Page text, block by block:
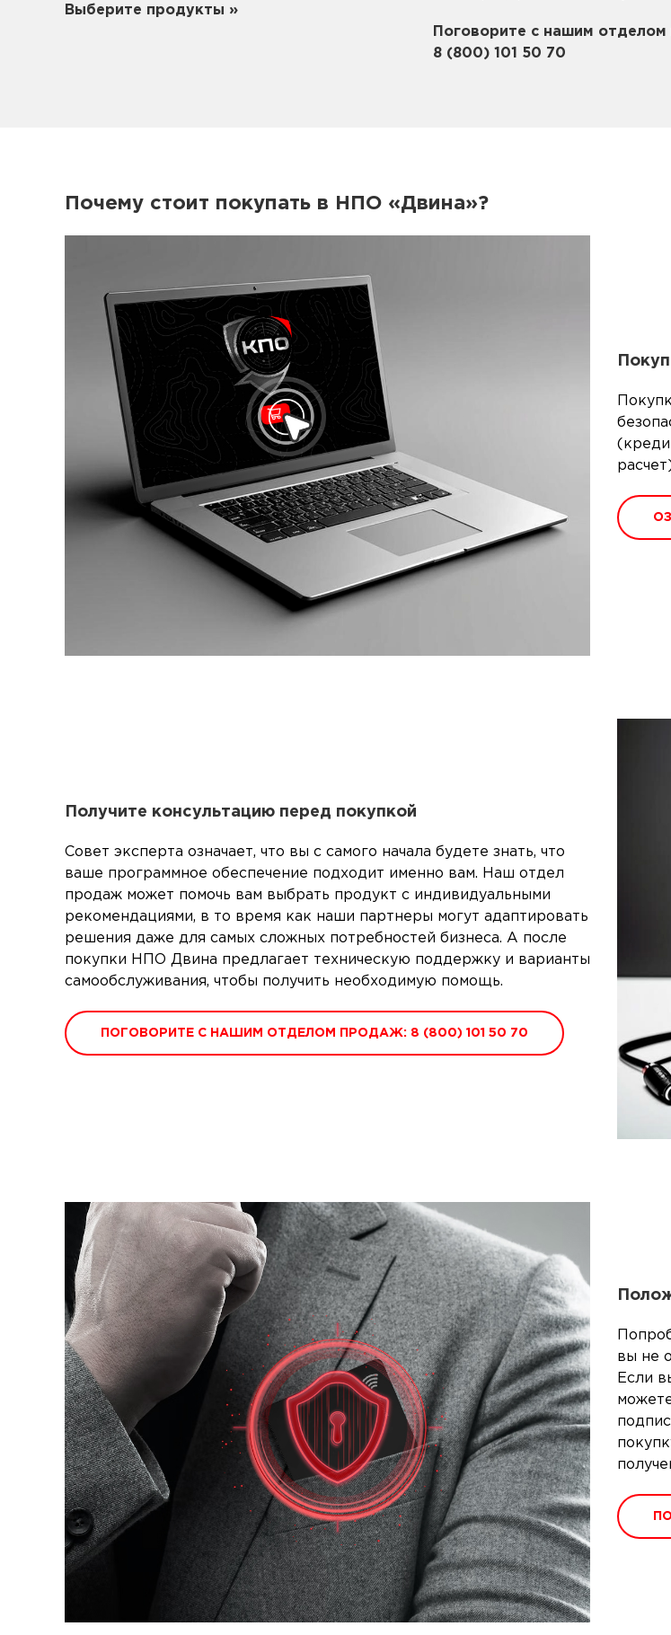
Выберите продукты »
Поговорите с нашим
8 (800) 101 50 70
Почему стоит покупать в НПО «Двина»?
Получите консультацию перед покупкой
Совет эксперта означает, что вы с самого начала будете знать, что
ваше программное обеспечение подходит именно вам. Наш отдел
продаж может помочь вам выбрать продукт с индивидуальными
рекомендациями, в то время как наши партнеры могут адаптировать
решения даже для самых сложных потребностей бизнеса. А после
покупки НПО Двина предлагает техническую поддержку и варианты
самообслуживания, чтобы получить необходимую помощь.
ПОГОВОРИТЕ С НАШИМ ОТДЕЛОМ ПРОДАЖ: 8 (800) 101 50 70
вы не
Если